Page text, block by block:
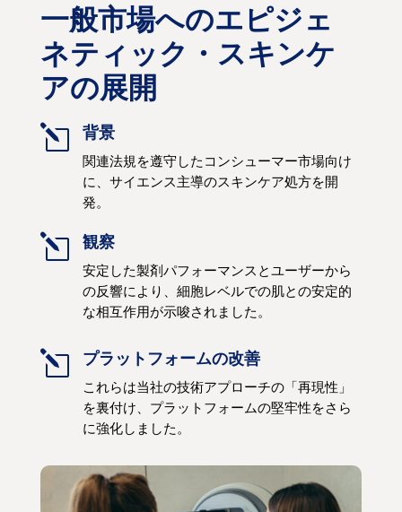
一般市場へのエピジェ
ネティック・スキンケ
アの展開
l 背景
関連法規を遵守したコンシューマー市場向け
に、サイエンス主導のスキンケア処方を開
発。
l 観察
安定した製剤パフォーマンスとユーザーから
の反響により、細胞レベルでの肌との安定的
な相互作用が示唆されました。
l プラットフォームの改善
これらは当社の技術アプローチの「再現性」
を裏付け、プラットフォームの堅牢性をさら
に強化しました。